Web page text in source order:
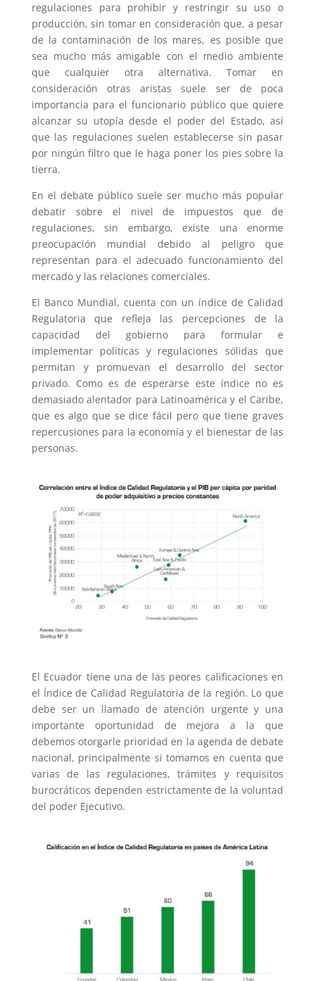
regulaciones para prohibir y restringir su uso o
producción, sin tomar en consideración que, a pesar
de la contaminación de los mares, es posible que
sea mucho más amigable con el medio ambiente
que cualquier otra alternativa. Tomar en
consideración otras aristas suele ser de poca
importancia para el funcionario público que quiere
alcanzar su utopía desde el poder del Estado, así
que las regulaciones suelen establecerse sin pasar
por ningún filtro que le haga poner los pies sobre la
tierra.
En el debate público suele ser mucho más popular
debatir sobre el nivel de impuestos que de
regulaciones, sin embargo, existe una enorme
preocupación mundial debido al peligro que
representan para el adecuado funcionamiento del
mercado y las relaciones comerciales.
El Banco Mundial, cuenta con un índice de Calidad
Regulatoria que refleja las percepciones de la
capacidad del gobierno para formular e
implementar políticas y regulaciones sólidas que
permitan y promuevan el desarrollo del sector
privado. Como es de esperarse este índice no es
demasiado alentador para Latinoamérica y el Caribe,
que es algo que se dice fácil pero que tiene graves
repercusiones para la economía y el bienestar de las
personas.
El Ecuador tiene una de las peores calificaciones en
el Índice de Calidad Regulatoria de la región. Lo que
debe ser un llamado de atención urgente y una
importante oportunidad de mejora a la que
debemos otorgarle prioridad en la agenda de debate
nacional, principalmente si tomamos en cuenta que
varias de las regulaciones, trámites y requisitos
burocráticos dependen estrictamente de la voluntad
del poder Ejecutivo.